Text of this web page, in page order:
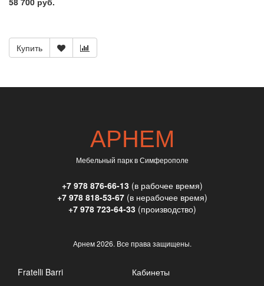
Купить
АРНЕМ
Мебельный парк в Симферополе
+7 978 876-66-13(в рабочее время)
+7 978 818-53-67(в нерабочее время)
+7 978 723-64-33(производство)
Арнем2026. Все права защищены.
Fratelli Barri
Кабинеты